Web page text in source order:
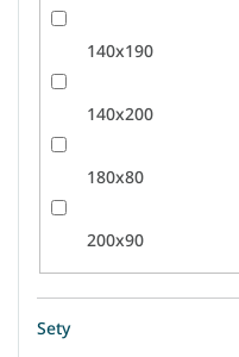
140x190
140x200
180x80
200x90
Sety